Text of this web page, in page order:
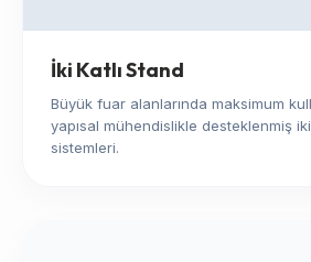
İki Katlı Stand
Büyük fuar alanlarında maksimum
yapısal mühendislikle desteklenmiş
sistemleri.